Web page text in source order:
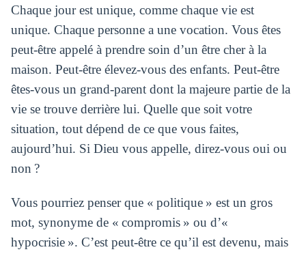
Chaque jour est unique, comme chaque vie est
unique. Chaque personne a une vocation. Vous êtes
peut-être appelé à prendre soin d’un être cher à la
maison. Peut-être élevez-vous des enfants. Peut-être
êtes-vous un grand-parent dont la majeure partie de la
vie se trouve derrière lui. Quelle que soit votre
situation, tout dépend de ce que vous faites,
aujourd’hui. Si Dieu vous appelle, direz-vous oui ou
non ?
Vous pourriez penser que « politique » est un gros
mot, synonyme de « compromis » ou d’«
hypocrisie ». C’est peut-être ce qu’il est devenu, mais